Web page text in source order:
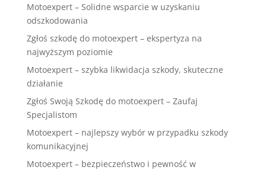
Motoexpert – Solidne wsparcie w uzyskaniu
odszkodowania
Zgłoś szkodę do motoexpert – ekspertyza na
najwyższym poziomie
Motoexpert – szybka likwidacja szkody, skuteczne
działanie
Zgłoś Swoją Szkodę do motoexpert – Zaufaj
Specjalistom
Motoexpert – najlepszy wybór w przypadku szkody
komunikacyjnej
Motoexpert – bezpieczeństwo i pewność w